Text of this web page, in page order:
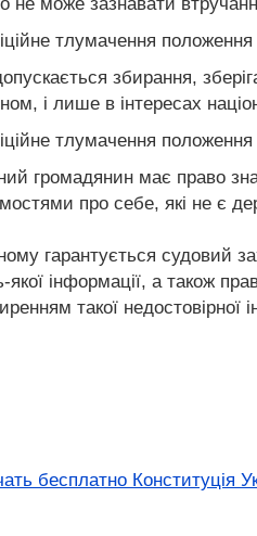
тлумачення
збирання,
і лише в інтересах
тлумачення положення
громадянин має право
про себе, які не є
гарантується судовий
якої інформації, а також
такої недостовірної
бесплатно Конституція